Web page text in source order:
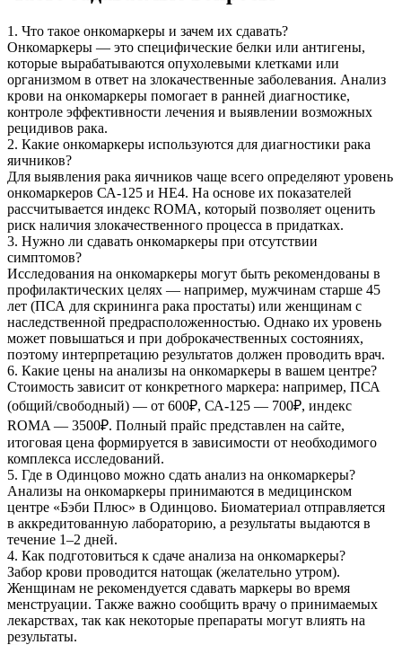
1. Что такое онкомаркеры и зачем их сдавать?
Онкомаркеры — это специфические белки или антигены,
которые вырабатываются опухолевыми клетками или
организмом в ответ на злокачественные заболевания. Анализ
крови на онкомаркеры помогает в ранней диагностике,
контроле эффективности лечения и выявлении возможных
рецидивов рака.
2. Какие онкомаркеры используются для диагностики рака
яичников?
Для выявления рака яичников чаще всего определяют уровень
онкомаркеров СА-125 и НЕ4. На основе их показателей
рассчитывается индекс ROMA, который позволяет оценить
риск наличия злокачественного процесса в придатках.
3. Нужно ли сдавать онкомаркеры при отсутствии
симптомов?
Исследования на онкомаркеры могут быть рекомендованы в
профилактических целях — например, мужчинам старше 45
лет (ПСА для скрининга рака простаты) или женщинам с
наследственной предрасположенностью. Однако их уровень
может повышаться и при доброкачественных состояниях,
поэтому интерпретацию результатов должен проводить врач.
6. Какие цены на анализы на онкомаркеры в вашем центре?
Стоимость зависит от конкретного маркера: например, ПСА
(общий/свободный) — от 600₽, СА-125 — 700₽, индекс
ROMA — 3500₽. Полный прайс представлен на сайте,
итоговая цена формируется в зависимости от необходимого
комплекса исследований.
5. Где в Одинцово можно сдать анализ на онкомаркеры?
Анализы на онкомаркеры принимаются в медицинском
центре «Бэби Плюс» в Одинцово. Биоматериал отправляется
в аккредитованную лабораторию, а результаты выдаются в
течение 1–2 дней.
4. Как подготовиться к сдаче анализа на онкомаркеры?
Забор крови проводится натощак (желательно утром).
Женщинам не рекомендуется сдавать маркеры во время
менструации. Также важно сообщить врачу о принимаемых
лекарствах, так как некоторые препараты могут влиять на
результаты.